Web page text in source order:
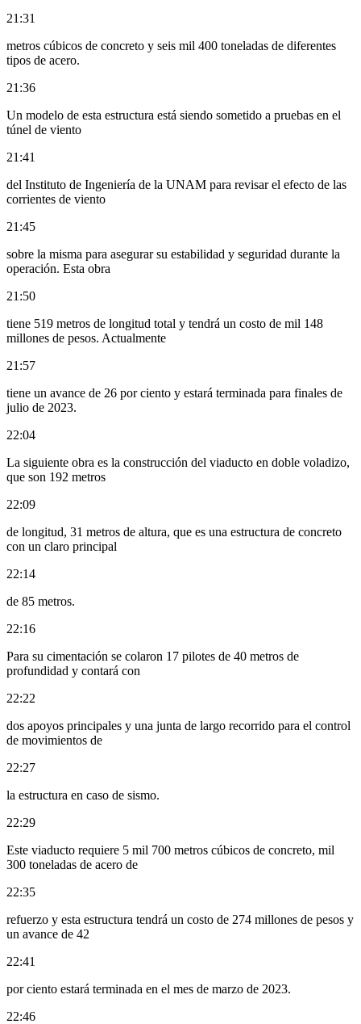
21:31
metros cúbicos de concreto y seis mil 400 toneladas de diferentes
tipos de acero.
21:36
Un modelo de esta estructura está siendo sometido a pruebas en el
túnel de viento
21:41
del Instituto de Ingeniería de la UNAM para revisar el efecto de las
corrientes de viento
21:45
sobre la misma para asegurar su estabilidad y seguridad durante la
operación. Esta obra
21:50
tiene 519 metros de longitud total y tendrá un costo de mil 148
millones de pesos. Actualmente
21:57
tiene un avance de 26 por ciento y estará terminada para finales de
julio de 2023.
22:04
La siguiente obra es la construcción del viaducto en doble voladizo,
que son 192 metros
22:09
de longitud, 31 metros de altura, que es una estructura de concreto
con un claro principal
22:14
de 85 metros.
22:16
Para su cimentación se colaron 17 pilotes de 40 metros de
profundidad y contará con
22:22
dos apoyos principales y una junta de largo recorrido para el control
de movimientos de
22:27
la estructura en caso de sismo.
22:29
Este viaducto requiere 5 mil 700 metros cúbicos de concreto, mil
300 toneladas de acero de
22:35
refuerzo y esta estructura tendrá un costo de 274 millones de pesos y
un avance de 42
22:41
por ciento estará terminada en el mes de marzo de 2023.
22:46